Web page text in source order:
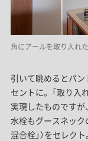
角にアールを取り入れ
引いて眺めるとパ
セントに。「取り入
実現したものです
水栓もグースネック
混合栓」）をセレクト。